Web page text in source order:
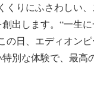
くりにふさわしい
出します。“一生
の日、エディオン
別な体験で、最高